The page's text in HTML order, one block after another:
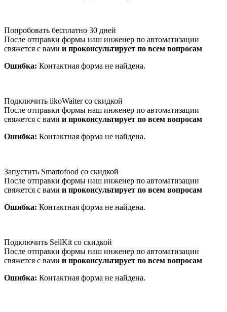
Попробовать бесплатно 30 дней
После отправки формы наш инженер по автоматизации
свяжется с вами и проконсультирует по всем вопросам
Ошибка: Контактная форма не найдена.
Подключить iikoWaiter со скидкой
После отправки формы наш инженер по автоматизации
свяжется с вами и проконсультирует по всем вопросам
Ошибка: Контактная форма не найдена.
Запустить Smartofood со скидкой
После отправки формы наш инженер по автоматизации
свяжется с вами и проконсультирует по всем вопросам
Ошибка: Контактная форма не найдена.
Подключить SellKit со скидкой
После отправки формы наш инженер по автоматизации
свяжется с вами и проконсультирует по всем вопросам
Ошибка: Контактная форма не найдена.